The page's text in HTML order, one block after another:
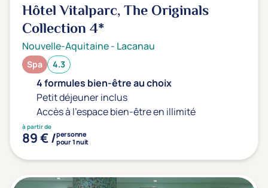
Hôtel Vitalparc, The Originals
Collection4*
Nouvelle-Aquitaine- Lacanau
Spa 4.3
4 formules bien-être au choix
Petit déjeuner inclus
Accès à l'espace bien-être en illimité
à partir de
89 € /personne
pour 1 nuit